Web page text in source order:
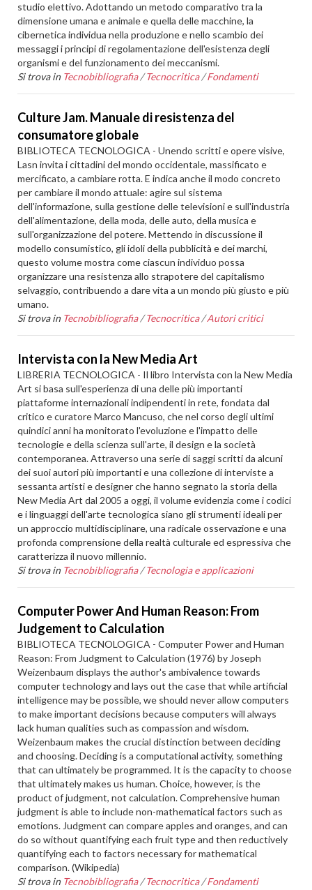
studio elettivo. Adottando un metodo comparativo tra la
dimensione umana e animale e quella delle macchine, la
cibernetica individua nella produzione e nello scambio dei
messaggi i principi di regolamentazione dell'esistenza degli
organismi e del funzionamento dei meccanismi.
Si trova in Tecnobibliografia /Tecnocritica /Fondamenti
Culture Jam. Manuale di resistenza del
consumatore globale
BIBLIOTECA TECNOLOGICA - Unendo scritti e opere visive,
Lasn invita i cittadini del mondo occidentale, massificato e
mercificato, a cambiare rotta. E indica anche il modo concreto
per cambiare il mondo attuale: agire sul sistema
dell'informazione, sulla gestione delle televisioni e sull'industria
dell'alimentazione, della moda, delle auto, della musica e
sull'organizzazione del potere. Mettendo in discussione il
modello consumistico, gli idoli della pubblicità e dei marchi,
questo volume mostra come ciascun individuo possa
organizzare una resistenza allo strapotere del capitalismo
selvaggio, contribuendo a dare vita a un mondo più giusto e più
umano.
Si trova in Tecnobibliografia /Tecnocritica /Autori critici
Intervista con la New Media Art
LIBRERIA TECNOLOGICA - Il libro Intervista con la New Media
Art si basa sull'esperienza di una delle più importanti
piattaforme internazionali indipendenti in rete, fondata dal
critico e curatore Marco Mancuso, che nel corso degli ultimi
quindici anni ha monitorato l'evoluzione e l'impatto delle
tecnologie e della scienza sull'arte, il design e la società
contemporanea. Attraverso una serie di saggi scritti da alcuni
dei suoi autori più importanti e una collezione di interviste a
sessanta artisti e designer che hanno segnato la storia della
New Media Art dal 2005 a oggi, il volume evidenzia come i codici
e i linguaggi dell'arte tecnologica siano gli strumenti ideali per
un approccio multidisciplinare, una radicale osservazione e una
profonda comprensione della realtà culturale ed espressiva che
caratterizza il nuovo millennio.
Si trova in Tecnobibliografia /Tecnologia e applicazioni
Computer Power And Human Reason: From
Judgement to Calculation
BIBLIOTECA TECNOLOGICA - Computer Power and Human
Reason: From Judgment to Calculation (1976) by Joseph
Weizenbaum displays the author's ambivalence towards
computer technology and lays out the case that while artificial
intelligence may be possible, we should never allow computers
to make important decisions because computers will always
lack human qualities such as compassion and wisdom.
Weizenbaum makes the crucial distinction between deciding
and choosing. Deciding is a computational activity, something
that can ultimately be programmed. It is the capacity to choose
that ultimately makes us human. Choice, however, is the
product of judgment, not calculation. Comprehensive human
judgment is able to include non-mathematical factors such as
emotions. Judgment can compare apples and oranges, and can
do so without quantifying each fruit type and then reductively
quantifying each to factors necessary for mathematical
comparison. (Wikipedia)
Si trova in Tecnobibliografia /Tecnocritica /Fondamenti